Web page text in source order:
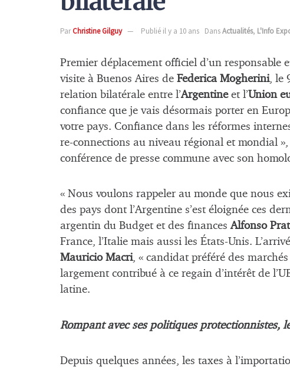
ParChristine Gilguy Publié il y a 10 ans DansActualités, L'Info
Premier déplacement officiel d’un responsable
visite à Buenos Aires de Federica Mogherini, le
relation bilatérale entre l’Argentineet l’Union
confiance que je vais désormais porter en
votre pays. Confiance dans les réformes
re-connections au niveau régional et mondial
conférence de presse commune avec son
« Nous voulons rappeler au monde que nous
des pays dont l’Argentine s’est éloignée ces
argentin du Budget et des financesAlfonso
France, l’Italie mais aussi les États-Unis.
Mauricio Macri, « candidat préféré des
largement contribué à ce regain d’intérêt de
latine.
Rompant avec ses politiques protectionnistes,
Depuis quelques années, les taxes à